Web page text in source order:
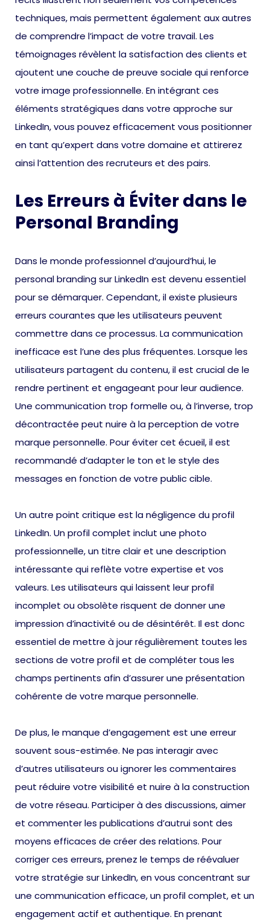
techniques, mais permettent également aux autres
de comprendre l’impact de votre travail. Les
témoignages révèlent la satisfaction des clients et
ajoutent une couche de preuve sociale qui renforce
votre image professionnelle. En intégrant ces
éléments stratégiques dans votre approche sur
LinkedIn, vous pouvez efficacement vous positionner
en tant qu’expert dans votre domaine et attirerez
ainsi l’attention des recruteurs et des pairs.
Les Erreurs à Éviter dans le
Personal Branding
Dans le monde professionnel d’aujourd’hui, le
personal branding sur LinkedIn est devenu essentiel
pour se démarquer. Cependant, il existe plusieurs
erreurs courantes que les utilisateurs peuvent
commettre dans ce processus. La communication
inefficace est l’une des plus fréquentes. Lorsque les
utilisateurs partagent du contenu, il est crucial de le
rendre pertinent et engageant pour leur audience.
Une communication trop formelle ou, à l’inverse, trop
décontractée peut nuire à la perception de votre
marque personnelle. Pour éviter cet écueil, il est
recommandé d’adapter le ton et le style des
messages en fonction de votre public cible.
Un autre point critique est la négligence du profil
LinkedIn. Un profil complet inclut une photo
professionnelle, un titre clair et une description
intéressante qui reflète votre expertise et vos
valeurs. Les utilisateurs qui laissent leur profil
incomplet ou obsolète risquent de donner une
impression d’inactivité ou de désintérêt. Il est donc
essentiel de mettre à jour régulièrement toutes les
sections de votre profil et de compléter tous les
champs pertinents afin d’assurer une présentation
cohérente de votre marque personnelle.
De plus, le manque d’engagement est une erreur
souvent sous-estimée. Ne pas interagir avec
d’autres utilisateurs ou ignorer les commentaires
peut réduire votre visibilité et nuire à la construction
de votre réseau. Participer à des discussions, aimer
et commenter les publications d’autrui sont des
moyens efficaces de créer des relations. Pour
corriger ces erreurs, prenez le temps de réévaluer
votre stratégie sur LinkedIn, en vous concentrant sur
une communication efficace, un profil complet, et un
engagement actif et authentique. En prenant